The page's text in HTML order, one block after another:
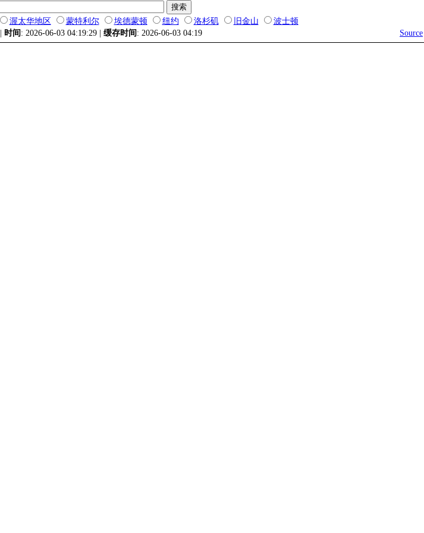
渥太华地区 蒙特利尔 埃德蒙顿 纽约 洛杉矶 旧金山
波士顿
时间 : 2026-06-03 04:19:29 | 缓存时间 : 2026-06-03 04:19 Source